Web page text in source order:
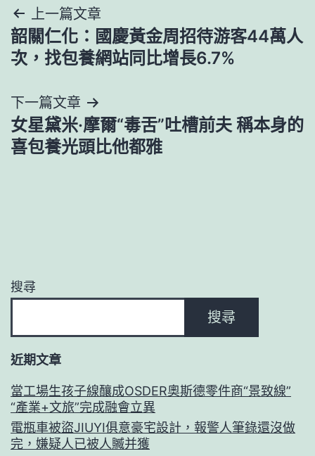
文
章
覽
上一篇文章
韶關仁化：國慶黃金周招待游客44萬人
次，找包養網站同比增長6.7%
下一篇文章
女星黛米·摩爾“毒舌”吐槽前夫 稱本身的
喜包養光頭比他都雅
搜尋
搜尋
近期文章
當工場生孩子線釀成OSDER奧斯德零件商“景致線”
“產業+文旅”完成融會立異
電瓶車被盜JIUYI俱意豪宅設計，報警人筆錄還沒做
完，嫌疑人已被人贓并獲